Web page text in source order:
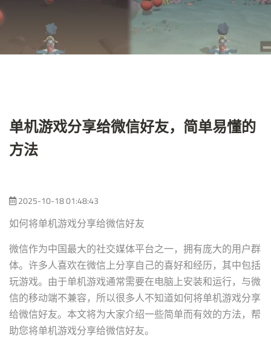
单机游戏分享给微信好友，简单易懂的
方法
2025-10-18 01:48:43
如何将单机游戏分享给微信好友
微信作为中国最大的社交媒体平台之一，拥有庞大的用户群
体。许多人喜欢在微信上分享自己的喜好和经历，其中包括
玩游戏。由于单机游戏通常需要在电脑上安装和运行，与微
信的移动端不兼容，所以很多人不知道如何将单机游戏分享
给微信好友。本文将为大家介绍一些简单而有效的方法，帮
助您将单机游戏分享给微信好友。